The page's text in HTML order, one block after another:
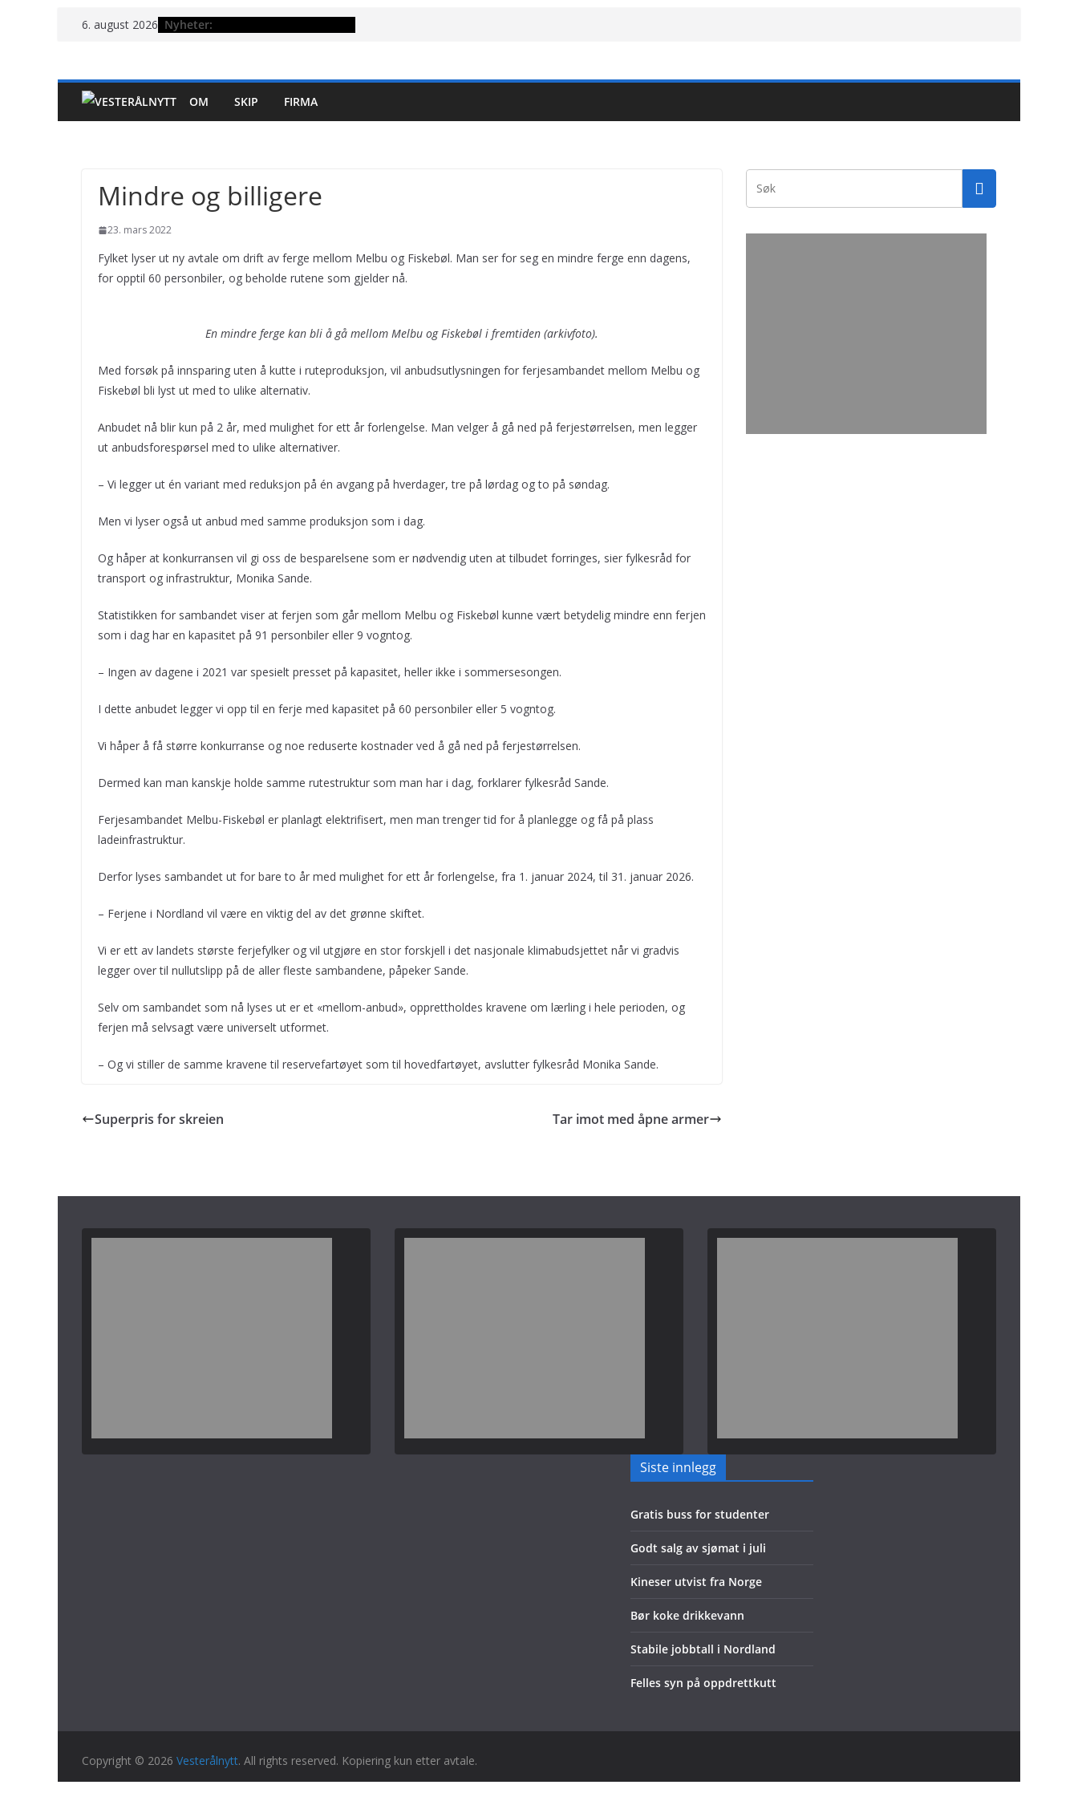
Hopp6. august 2026 Nyheter:
OM SKIP FIRMA
Mindre og billigere
23. mars 2022
Fylket lyser ut ny avtale om drift av ferge mellom Melbu og Fiskebøl. Man ser for seg en mindre ferge enn dagens,
for opptil 60 personbiler, og beholde rutene som gjelder nå.
En mindre ferge kan bli å gå mellom Melbu og Fiskebøl i fremtiden (arkivfoto).
Med forsøk på innsparing uten å kutte i ruteproduksjon, vil anbudsutlysningen for ferjesambandet mellom Melbu og
Fiskebøl bli lyst ut med to ulike alternativ.
Anbudet nå blir kun på 2 år, med mulighet for ett år forlengelse. Man velger å gå ned på ferjestørrelsen, men legger
ut anbudsforespørsel med to ulike alternativer.
– Vi legger ut én variant med reduksjon på én avgang på hverdager, tre på lørdag og to på søndag.
Men vi lyser også ut anbud med samme produksjon som i dag.
Og håper at konkurransen vil gi oss de besparelsene som er nødvendig uten at tilbudet forringes, sier fylkesråd for
transport og infrastruktur, Monika Sande.
Statistikken for sambandet viser at ferjen som går mellom Melbu og Fiskebøl kunne vært betydelig mindre enn ferjen
som i dag har en kapasitet på 91 personbiler eller 9 vogntog.
– Ingen av dagene i 2021 var spesielt presset på kapasitet, heller ikke i sommersesongen.
I dette anbudet legger vi opp til en ferje med kapasitet på 60 personbiler eller 5 vogntog.
Vi håper å få større konkurranse og noe reduserte kostnader ved å gå ned på ferjestørrelsen.
Dermed kan man kanskje holde samme rutestruktur som man har i dag, forklarer fylkesråd Sande.
Ferjesambandet Melbu-Fiskebøl er planlagt elektrifisert, men man trenger tid for å planlegge og få på plass
ladeinfrastruktur.
Derfor lyses sambandet ut for bare to år med mulighet for ett år forlengelse, fra 1. januar 2024, til 31. januar 2026.
– Ferjene i Nordland vil være en viktig del av det grønne skiftet.
Vi er ett av landets største ferjefylker og vil utgjøre en stor forskjell i det nasjonale klimabudsjettet når vi gradvis
legger over til nullutslipp på de aller fleste sambandene, påpeker Sande.
Selv om sambandet som nå lyses ut er et «mellom-anbud», opprettholdes kravene om lærling i hele perioden, og
ferjen må selvsagt være universelt utformet.
– Og vi stiller de samme kravene til reservefartøyet som til hovedfartøyet, avslutter fylkesråd Monika Sande.
Superpris for skreien Tar imot med åpne armer
Siste innlegg
Gratis buss for studenter
Godt salg av sjømat i juli
Kineser utvist fra Norge
Bør koke drikkevann
Stabile jobbtall i Nordland
Felles syn på oppdrettkutt
Copyright © 2026 Vesterålnytt. All rights reserved. Kopiering kun etter avtale.